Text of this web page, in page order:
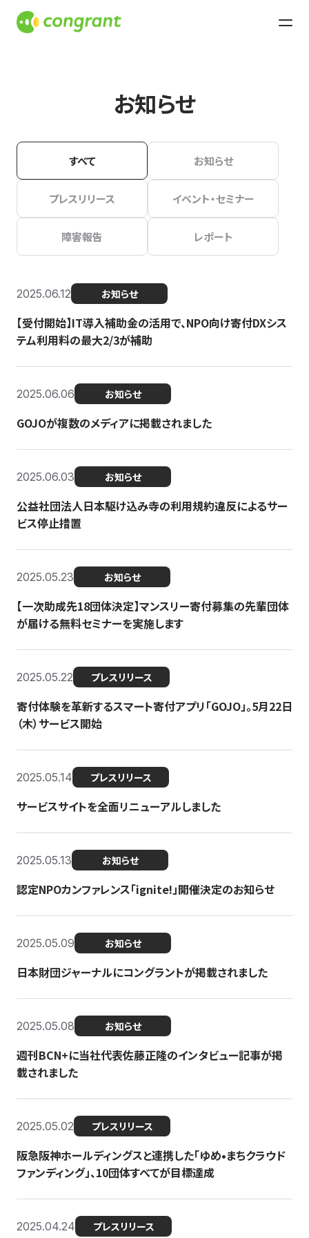
お知らせ
すべて お知らせ
プレスリリース イベント・セミナー
障害報告 レポート
2025.06.12 お知らせ
【受付開始】IT導入補助金の活用で、NPO向け寄付DXシス
テム利用料の最大2/3が補助
2025.06.06 お知らせ
GOJOが複数のメディアに掲載されました
2025.06.03 お知らせ
公益社団法人日本駆け込み寺の利用規約違反によるサー
ビス停止措置
2025.05.23 お知らせ
【一次助成先18団体決定】マンスリー寄付募集の先輩団体
が届ける無料セミナーを実施します
2025.05.22 プレスリリース
寄付体験を革新するスマート寄付アプリ「GOJO」。5月22日
（木）サービス開始
2025.05.14 プレスリリース
サービスサイトを全面リニューアルしました
2025.05.13 お知らせ
認定NPOカンファレンス「ignite!」開催決定のお知らせ
2025.05.09 お知らせ
日本財団ジャーナルにコングラントが掲載されました
2025.05.08 お知らせ
週刊BCN+に当社代表佐藤正隆のインタビュー記事が掲
載されました
2025.05.02 プレスリリース
阪急阪神ホールディングスと連携した「ゆめ•まちクラウド
ファンディング」、10団体すべてが目標達成
2025.04.24 プレスリリース